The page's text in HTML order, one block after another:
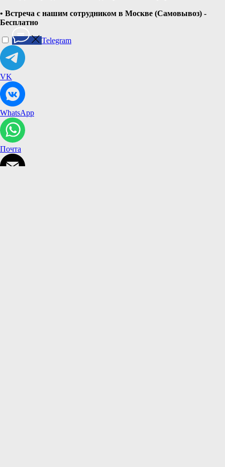
• Встреча с нашим сотрудником в Москве (Самовывоз) -
Бесплатно
Telegram
VK
WhatsApp
Почта